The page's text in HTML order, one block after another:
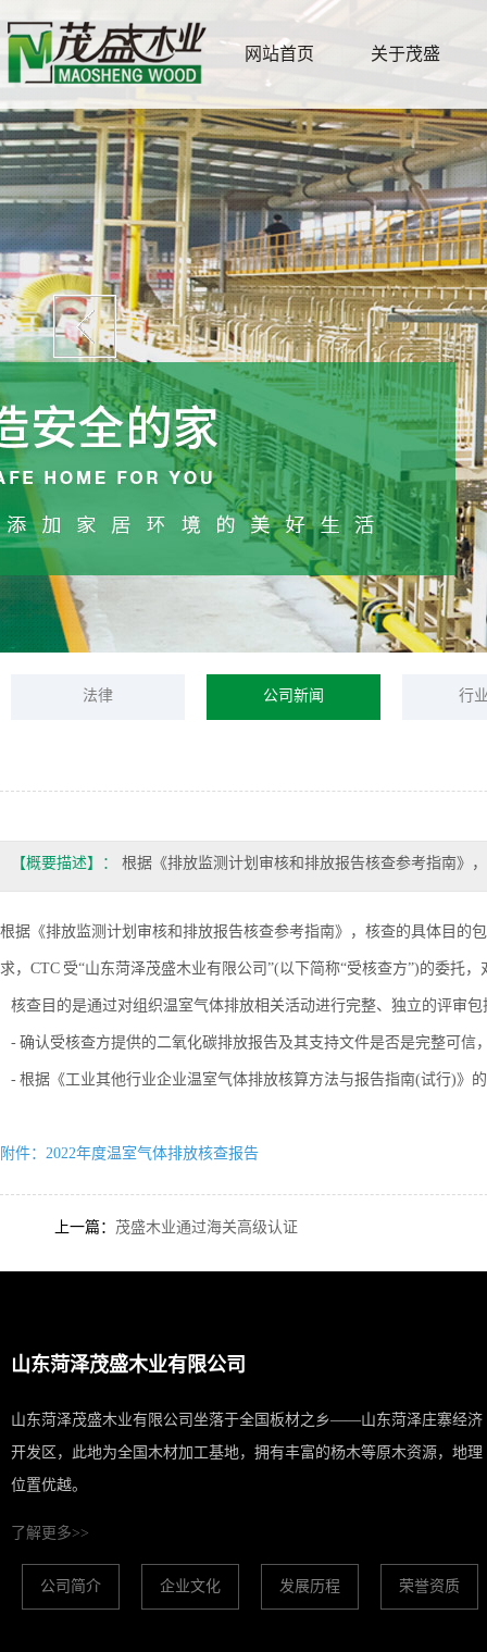
网站首页 关于茂盛
法律 公司新闻 行
【概要描述】： 根据《排放监测计划审核和排放报告核查参考指南》
根据《排放监测计划审核和排放报告核查参考指南》，核查的具体目的
求，CTC 受“山东菏泽茂盛木业有限公司”(以下简称“受核查方”)的委托
核查目的是通过对组织温室气体排放相关活动进行完整、独立的评审包
- 确认受核查方提供的二氧化碳排放报告及其支持文件是否是完整可信
- 根据《工业其他行业企业温室气体排放核算方法与报告指南(试行)》
附件：2022年度温室气体排放核查报告
上一篇： 茂盛木业通过海关高级认证
山东菏泽茂盛木业有限公司
山东菏泽茂盛木业有限公司坐落于全国板材之乡——山东菏泽庄寨经济
开发区，此地为全国木材加工基地，拥有丰富的杨木等原木资源，地理
位置优越。
了解更多>>
公司简介 企业文化 发展历程 荣誉资质